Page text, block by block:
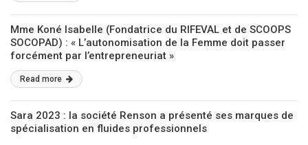
Mme Koné Isabelle (Fondatrice du RIFEVAL et de SCOOPS
SOCOPAD) : « L’autonomisation de la Femme doit passer
forcément par l’entrepreneuriat »
Read more
Sara 2023 : la société Renson a présenté ses marques de
spécialisation en fluides professionnels